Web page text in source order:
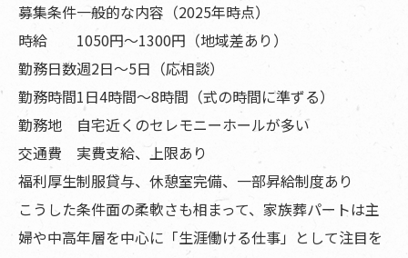
募集条件一般的な内容（2025年時点）
時給
1050円〜1300円（地域差あり）
勤務日数週2日〜5日（応相談）
勤務時間1日4時間〜8時間（式の時間に準ずる）
勤務地
自宅近くのセレモニーホールが多い
交通費
実費支給、上限あり
福利厚生制服貸与、休憩室完備、一部昇給制度あり
こうした条件面の柔軟さも相まって、家族葬パートは主
婦や中高年層を中心に「生涯働ける仕事」として注目を